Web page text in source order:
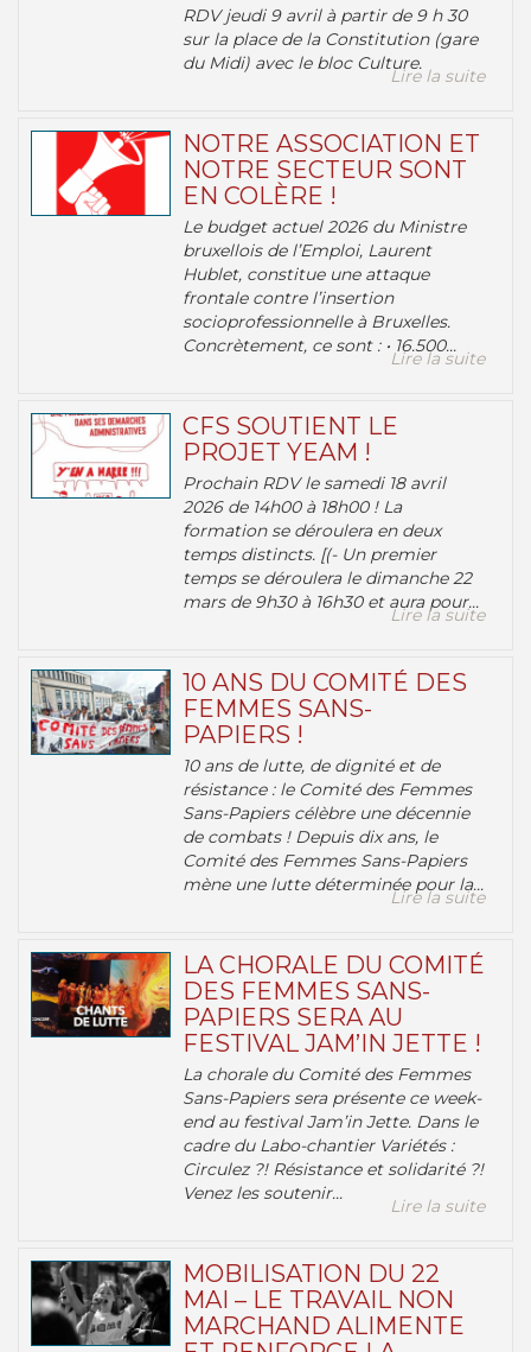
RDV jeudi 9 avril à partir de 9 h 30
sur la place de la Constitution (gare
du Midi) avec le bloc Culture.
Lire la suite
NOTRE ASSOCIATION ET
NOTRE SECTEUR SONT
EN COLÈRE !
Le budget actuel 2026 du Ministre
bruxellois de l’Emploi, Laurent
Hublet, constitue une attaque
frontale contre l’insertion
socioprofessionnelle à Bruxelles.
Concrètement, ce sont : • 16.500...
Lire la suite
CFS SOUTIENT LE
PROJET YEAM !
Prochain RDV le samedi 18 avril
2026 de 14h00 à 18h00 ! La
formation se déroulera en deux
temps distincts. [(- Un premier
temps se déroulera le dimanche 22
mars de 9h30 à 16h30 et aura pour...
Lire la suite
10 ANS DU COMITÉ DES
FEMMES SANS-
PAPIERS !
10 ans de lutte, de dignité et de
résistance : le Comité des Femmes
Sans-Papiers célèbre une décennie
de combats ! Depuis dix ans, le
Comité des Femmes Sans-Papiers
mène une lutte déterminée pour la...
Lire la suite
LA CHORALE DU COMITÉ
DES FEMMES SANS-
PAPIERS SERA AU
FESTIVAL JAM’IN JETTE !
La chorale du Comité des Femmes
Sans-Papiers sera présente ce week-
end au festival Jam’in Jette. Dans le
cadre du Labo-chantier Variétés :
Circulez ?! Résistance et solidarité ?!
Venez les soutenir...
Lire la suite
MOBILISATION DU 22
MAI – LE TRAVAIL NON
MARCHAND ALIMENTE